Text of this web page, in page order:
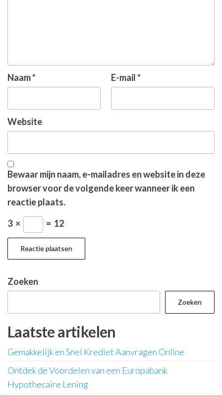
Naam* E-mail*
Website
Bewaar mijn naam, e-mailadres en website in deze
browser voor de volgende keer wanneer ik een
reactie plaats.
3 × = 12
Zoeken
Zoeken
Laatste artikelen
Gemakkelijk en Snel Krediet Aanvragen Online
Ontdek de Voordelen van een Europabank
Hypothecaire Lening